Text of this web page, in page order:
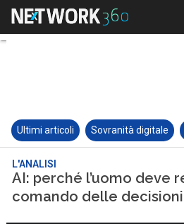
Ultimi articoli Sovranità digitale
L'ANALISI
AI: perché l’uomo deve
comando delle decisioni